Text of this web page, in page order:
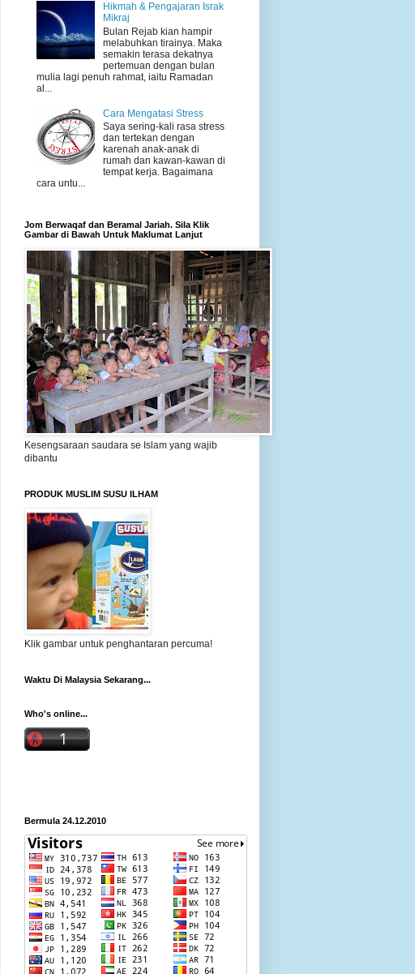
Hikmah & Pengajaran Israk
Mikraj
Bulan Rejab kian hampir
melabuhkan tirainya. Maka
semakin terasa dekatnya
pertemuan dengan bulan
mulia lagi penuh rahmat, iaitu Ramadan
al...
Cara Mengatasi Stress
Saya sering-kali rasa stress
dan tertekan dengan
karenah anak-anak di
rumah dan kawan-kawan di
tempat kerja. Bagaimana
cara untu...
Jom Berwaqaf dan Beramal Jariah. Sila Klik
Gambar di Bawah Untuk Maklumat Lanjut
Kesengsaraan saudara se Islam yang wajib
dibantu
PRODUK MUSLIM SUSU ILHAM
Klik gambar untuk penghantaran percuma!
Waktu Di Malaysia Sekarang...
Who's online...
Bermula 24.12.2010